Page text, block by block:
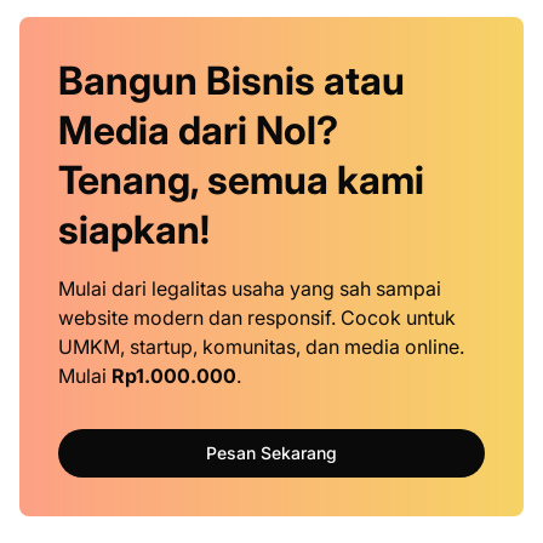
Bangun Bisnis atau
Media dari Nol?
Tenang, semua kami
siapkan!
Mulai dari legalitas usaha yang sah sampai
website modern dan responsif. Cocok untuk
UMKM, startup, komunitas, dan media online.
Mulai Rp1.000.000.
Pesan Sekarang